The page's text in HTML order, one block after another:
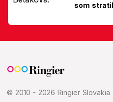
som
© 2010 - 2026 Ringier Slovakia